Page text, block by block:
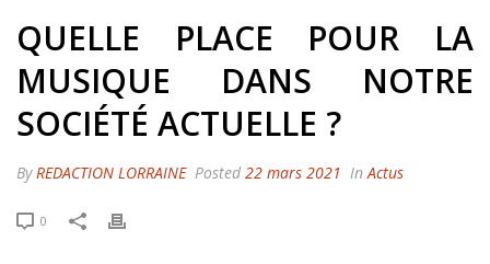
QUELLE PLACE POUR LA
MUSIQUE DANS NOTRE
SOCIÉTÉ ACTUELLE ?
ByREDACTION LORRAINE Posted 22 mars 2021 InActus
0